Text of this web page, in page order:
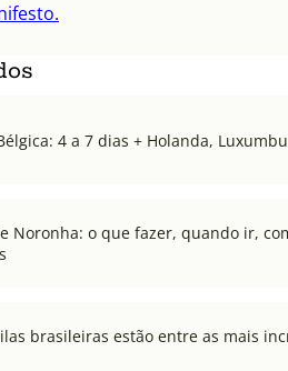
4 a 7 dias + Holanda,
Noronha: o que fazer, quando ir,
brasileiras estão entre as mais